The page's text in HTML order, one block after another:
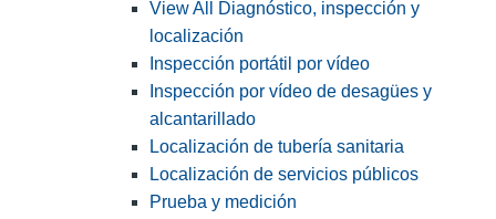
View All Diagnóstico, inspección y
localización
Inspección portátil por vídeo
Inspección por vídeo de desagües y
alcantarillado
Localización de tubería sanitaria
Localización de servicios públicos
Prueba y medición